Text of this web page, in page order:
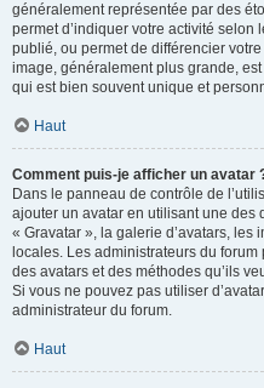
généralement représentée par des
permet d’indiquer votre activité
publié, ou permet de différencier
image, généralement plus grande,
qui est bien souvent unique et
Haut
Comment puis-je afficher un avatar
Dans le panneau de contrôle de
ajouter un avatar en utilisant une des
« Gravatar », la galerie d’avatars, les
locales. Les administrateurs du
des avatars et des méthodes qu’ils
Si vous ne pouvez pas utiliser
administrateur du forum.
Haut